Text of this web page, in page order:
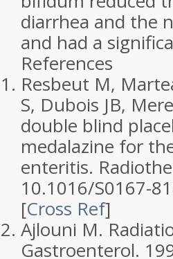
diarrhea and the
and had a
References
Resbeut M,
S, Dubois JB,
double blind
medalazine for
enteritis.
10.1016/S0167-
[Cross Ref]
Ajlouni M.
Gastroenterol.